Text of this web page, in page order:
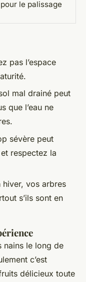
le palissage
pas l’espace
mal drainé peut
que l’eau ne
sévère peut
respectez la
hiver, vos arbres
s’ils sont en
nains le long de
c’est
délicieux toute